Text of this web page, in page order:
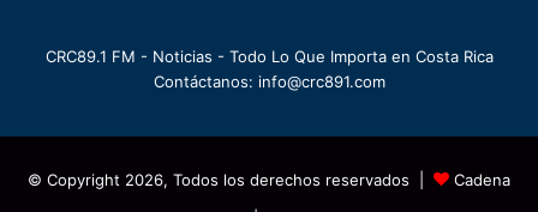
CRC89.1 FM - Noticias - Todo Lo Que Importa en Costa Rica
Contáctanos: info@crc891.com
© Copyright 2026, Todos los derechos reservados |
Cadena